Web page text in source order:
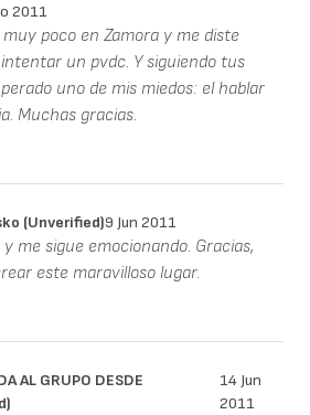
2011
poco en Zamora y me diste
un pvdc. Y siguiendo tus
uno de mis miedos: el hablar
Muchas gracias.
(unverified)9 Jun 2011
me sigue emocionando. Gracias,
este maravilloso lugar.
AL GRUPO DESDE
14 Jun
2011